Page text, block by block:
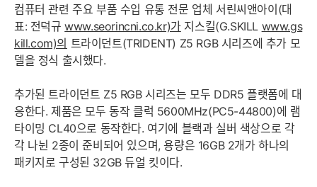
컴퓨터 관련 주요 부품 수입 유통 전문 업체 서린씨앤아이(대
표: 전덕규www.seorincni.co.kr)가지스킬(G.SKILL www.gs
kill.com)의 트라이던트(TRIDENT) Z5 RGB 시리즈에 추가 모
델을 정식 출시했다.
추가된 트라이던트 Z5 RGB 시리즈는 모두 DDR5 플랫폼에 대
응한다. 제품은 모두 동작 클럭 5600MHz(PC5-44800)에 램
타이밍 CL40으로 동작한다. 여기에 블랙과 실버 색상으로 각
각 나뉜 2종이 준비되어 있으며, 용량은 16GB 2개가 하나의
패키지로 구성된 32GB 듀얼 킷이다.